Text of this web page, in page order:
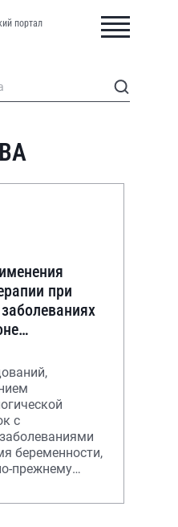
портал
при
с
беременности,
прежнему
их